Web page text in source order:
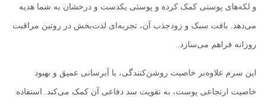
و لکه‌های پوستی کمک کرده و پوستی یکدست و درخشان به شما هدیه
می‌دهد. بافت سبک و زودجذب آن، تجربه‌ای لذت‌بخش در روتین مراقبت
روزانه فراهم می‌سازد.
این سرم علاوه‌بر خاصیت روشن‌کنندگی، با آبرسانی عمیق و بهبود
خاصیت ارتجاعی پوست، به تقویت سد دفاعی آن کمک می‌کند. استفاده